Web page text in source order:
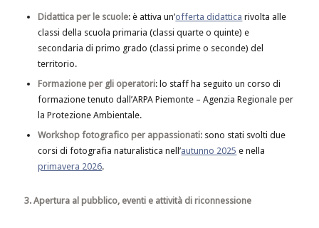
Didattica per le scuole: è attiva un’offerta didattica rivolta alle
classi della scuola primaria (classi quarte o quinte) e
secondaria di primo grado (classi prime o seconde) del
territorio.
Formazione per gli operatori: lo staff ha seguito un corso di
formazione tenuto dall’ARPA Piemonte – Agenzia Regionale per
la Protezione Ambientale.
Workshop fotografico per appassionati: sono stati svolti due
corsi di fotografia naturalistica nell’autunno 2025 e nella
primavera 2026.
3. Apertura al pubblico, eventi e attività di riconnessione